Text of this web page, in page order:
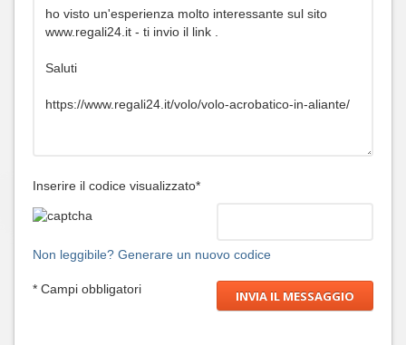
Inserire il codice visualizzato*
Non leggibile? Generare un nuovo codice
* Campi obbligatori